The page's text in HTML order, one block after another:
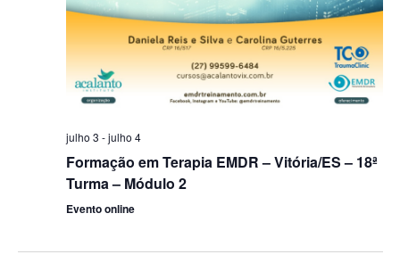
julho 3 -julho 4
Formação em Terapia EMDR – Vitória/ES – 18ª
Turma – Módulo 2
Evento online